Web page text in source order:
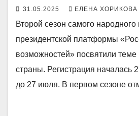
31.05.2025 ЕЛЕНА ХОРИКОВА
Второй сезон самого народного
президентской платформы
возможностей» посвятили теме
страны. Регистрация началась
до 27 июля. В первом сезоне